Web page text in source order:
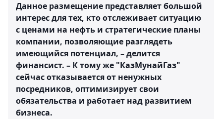
Данное размещение представляет большой
интерес для тех, кто отслеживает ситуацию
с ценами на нефть и стратегические планы
компании, позволяющие разглядеть
имеющийся потенциал, – делится
финансист. – К тому же "КазМунайГаз"
сейчас отказывается от ненужных
посредников, оптимизирует свои
обязательства и работает над развитием
бизнеса.